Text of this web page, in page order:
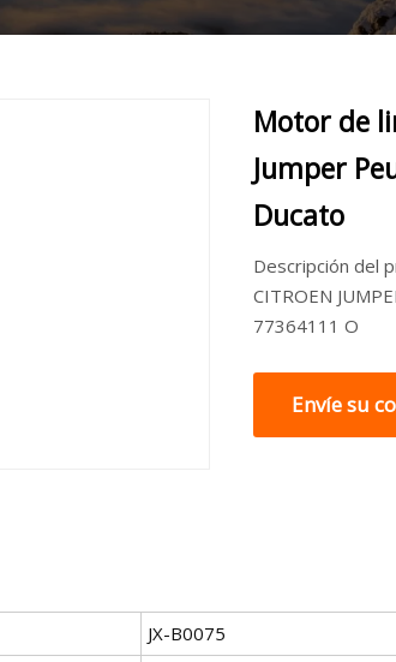
Motor de
Jumper
Ducato
Descripción del
CITROEN
77364111 O
Envíe su
JX-B0075